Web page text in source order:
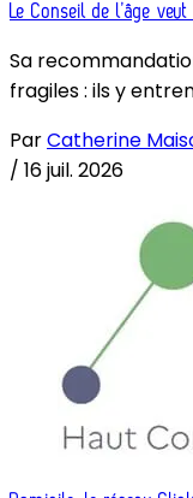
Le Conseil de l’âge
Sa
fragiles : ils y
ParCatherine
/ 16 juil. 2026